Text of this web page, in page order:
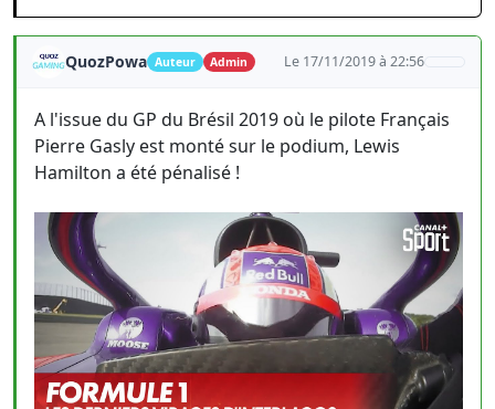
QuozPowa Auteur Admin Le 17/11/2019 à 22:56
A l'issue du GP du Brésil 2019 où le pilote Français
Pierre Gasly est monté sur le podium, Lewis
Hamilton a été pénalisé !